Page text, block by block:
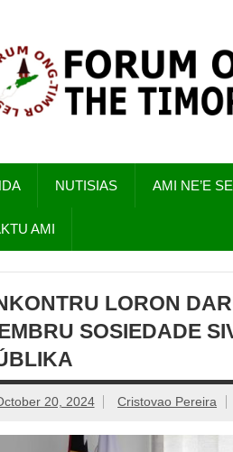
NUTISIAS AMI NE’E
AMI
LORON
SOSIEDADE
20, 2024 Cristovao Pereira